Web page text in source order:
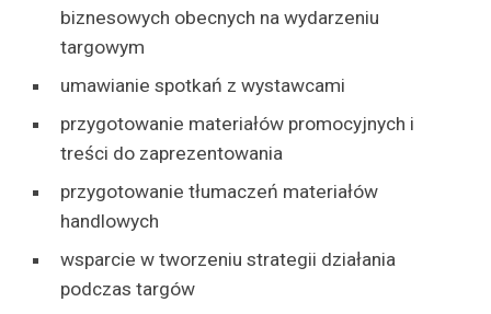
biznesowych obecnych na wydarzeniu
targowym
umawianie spotkań z wystawcami
przygotowanie materiałów promocyjnych i
treści do zaprezentowania
przygotowanie tłumaczeń materiałów
handlowych
wsparcie w tworzeniu strategii działania
podczas targów